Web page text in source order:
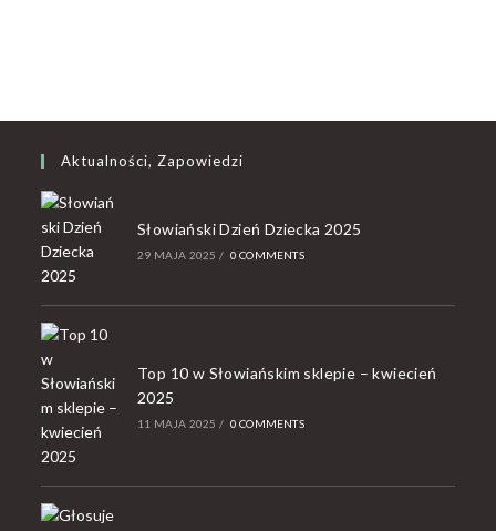
Aktualności, Zapowiedzi
Słowiański Dzień Dziecka 2025
29 MAJA 2025 / 0 COMMENTS
Top 10 w Słowiańskim sklepie – kwiecień
2025
11 MAJA 2025 / 0 COMMENTS